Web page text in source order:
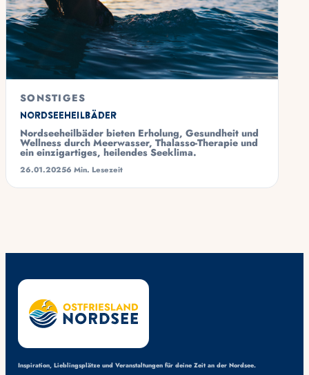
SONSTIGES
Nordseeheilbäder
Nordseeheilbäder bieten Erholung, Gesundheit und
Wellness durch Meerwasser, Thalasso-Therapie und
ein einzigartiges, heilendes Seeklima.
26.01.20256 Min. Lesezeit
Inspiration, Lieblingsplätze und Veranstaltungen für deine Zeit an der Nordsee.